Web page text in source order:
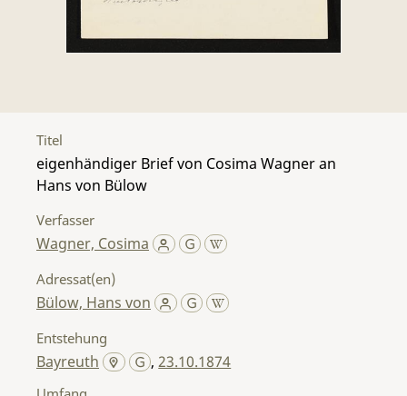
Titel
eigenhändiger Brief von Cosima Wagner an
Hans von Bülow
Verfasser
Wagner, Cosima
Adressat(en)
Bülow, Hans von
Entstehung
Bayreuth ,23.10.1874